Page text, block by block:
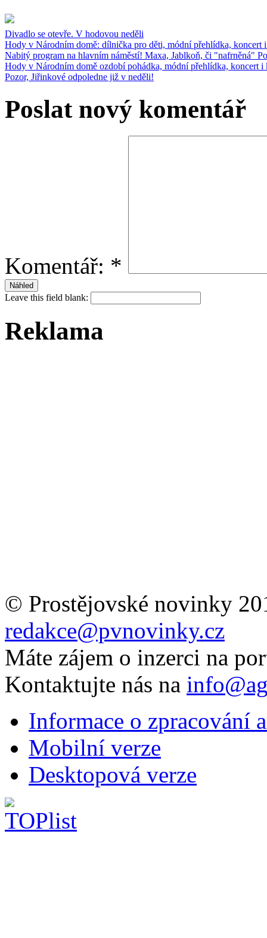
Divadlo se otevře. V hodovou neděli
Hody v Národním domě: dílnička pro děti, módní přehlídka, koncert
Nabitý program na hlavním náměstí! Maxa, Jablkoň, či "nafrněná"
Hody v Národním domě ozdobí pohádka, módní přehlídka, koncert i
Pozor, Jiřinkové odpoledne již v neděli!
Poslat nový komentář
Komentář: *
Leave this field blank:
Reklama
© Prostějovské novinky
redakce@pvnovinky.cz
Máte zájem o inzerci na
Kontaktujte nás na
Informace o zpracování
Mobilní verze
Desktopová verze